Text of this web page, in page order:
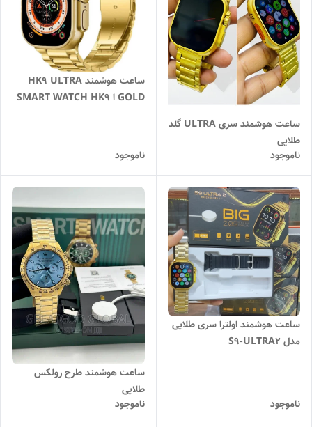
ساعت هوشمند سری ULTRA گلد
طلایی
ناموجود
ساعت هوشمند HK9 ULTRA
GOLD ا SMART WATCH HK9
ناموجود
ساعت هوشمند اولترا سری طلایی
مدل S9-ULTRA2
ناموجود
ساعت هوشمند طرح رولکس
طلایی
ناموجود